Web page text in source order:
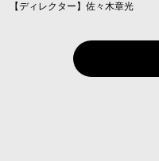
【ディレクター】佐々木章光